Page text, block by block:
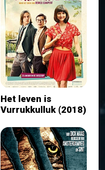
Het leven is
Vurrukkulluk (2018)